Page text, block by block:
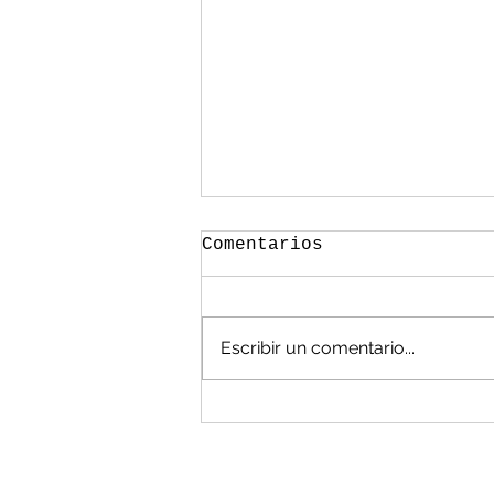
Comentarios
Escribir un comentario...